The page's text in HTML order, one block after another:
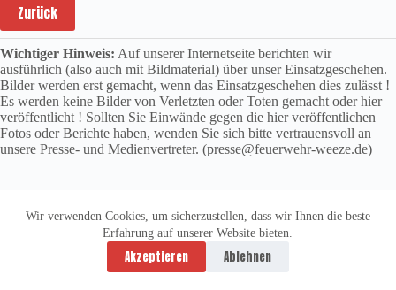
Wir verwenden Cookies, um sicherzustellen, dass wir Ihnen die beste
Erfahrung auf unserer Website bieten.
Akzeptieren Ablehnen
Zurück
Wichtiger Hinweis: Auf unserer Internetseite berichten wir
ausführlich (also auch mit Bildmaterial) über unser Einsatzgeschehen.
Bilder werden erst gemacht, wenn das Einsatzgeschehen dies zulässt !
Es werden keine Bilder von Verletzten oder Toten gemacht oder hier
veröffentlicht ! Sollten Sie Einwände gegen die hier veröffentlichen
Fotos oder Berichte haben, wenden Sie sich bitte vertrauensvoll an
unsere Presse- und Medienvertreter. (presse@feuerwehr-weeze.de)
Datenschutzerklärung
Impressum
Copyright © 2026 -
vitolution